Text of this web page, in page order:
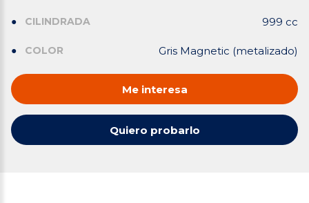
CILINDRADA 999 cc
COLOR Gris Magnetic (metalizado)
Me interesa
Quiero probarlo